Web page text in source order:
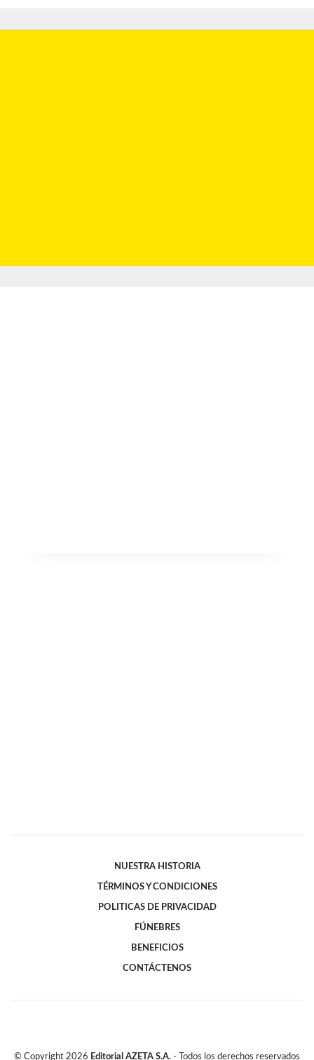
NUESTRA HISTORIA
TÉRMINOS Y CONDICIONES
POLITICAS DE PRIVACIDAD
FÚNEBRES
BENEFICIOS
CONTÁCTENOS
© Copyright 2026 Editorial AZETA S.A. - Todos los derechos reservados